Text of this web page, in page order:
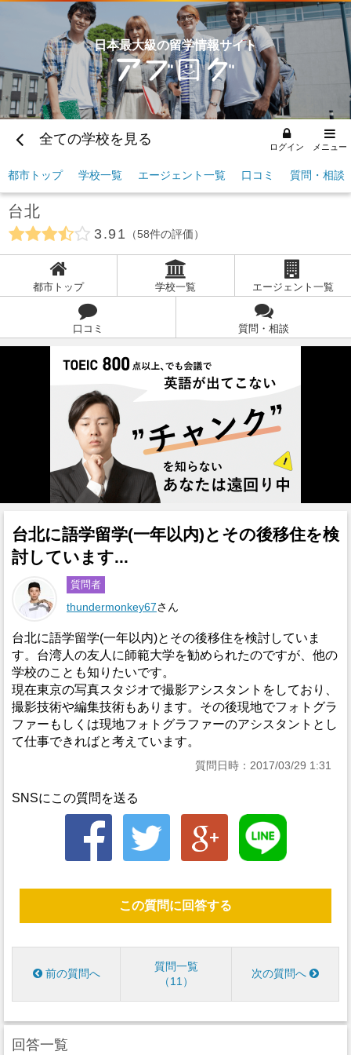
日本最大級の留学情報サイト
全ての学校を見る ログイン メニュー
都市トップ 学校一覧 エージェント一覧 口コミ 質問・相談
台北
3.91 58件の評価
都市トップ 学校一覧 エージェント一覧
口コミ 質問・相談
台北に語学留学(一年以内)とその後移住を検
討しています...
質問者
thundermonkey67さん
台北に語学留学(一年以内)とその後移住を検討していま
す。台湾人の友人に師範大学を勧められたのですが、他の
学校のことも知りたいです。
現在東京の写真スタジオで撮影アシスタントをしており、
撮影技術や編集技術もあります。その後現地でフォトグラ
ファーもしくは現地フォトグラファーのアシスタントとし
て仕事できればと考えています。
質問日時：2017/03/29 1:31
SNSにこの質問を送る
この質問に回答する
前の質問へ
質問一覧
11
次の質問へ
回答一覧